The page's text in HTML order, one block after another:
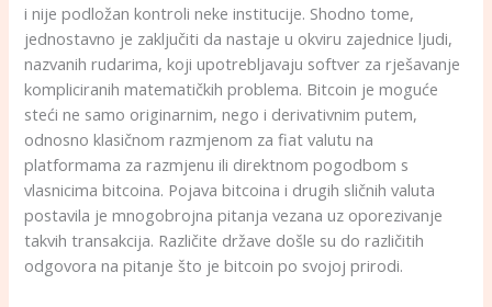
i nije podložan kontroli neke institucije. Shodno tome,
jednostavno je zaključiti da nastaje u okviru zajednice ljudi,
nazvanih rudarima, koji upotrebljavaju softver za rješavanje
kompliciranih matematičkih problema. Bitcoin je moguće
steći ne samo originarnim, nego i derivativnim putem,
odnosno klasičnom razmjenom za fiat valutu na
platformama za razmjenu ili direktnom pogodbom s
vlasnicima bitcoina. Pojava bitcoina i drugih sličnih valuta
postavila je mnogobrojna pitanja vezana uz oporezivanje
takvih transakcija. Različite države došle su do različitih
odgovora na pitanje što je bitcoin po svojoj prirodi.